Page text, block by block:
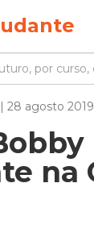
28 agosto 2019
na